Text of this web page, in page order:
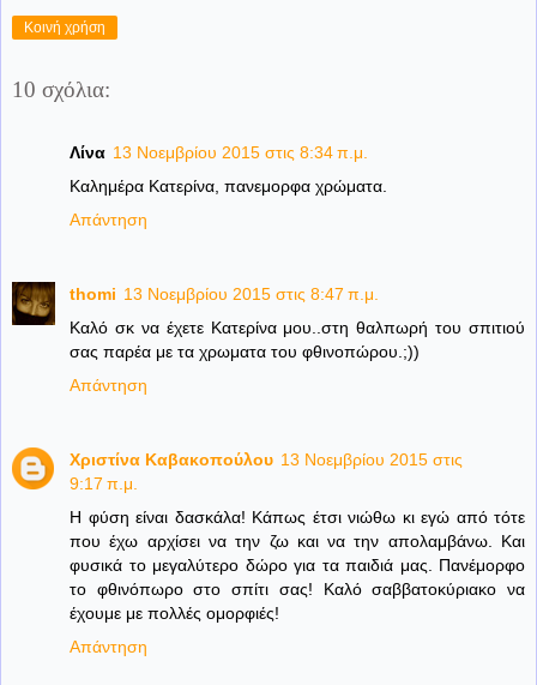
Κοινή χρήση
10 σχόλια:
Λίνα 13 Νοεμβρίου 2015 στις 8:34 π.μ.
Καλημέρα Κατερίνα, πανεμορφα χρώματα.
Απάντηση
thomi 13 Νοεμβρίου 2015 στις 8:47 π.μ.
Καλό σκ να έχετε Κατερίνα μου..στη θαλπωρή του σπιτιού
σας παρέα με τα χρωματα του φθινοπώρου.;))
Απάντηση
Χριστίνα Καβακοπούλου 13 Νοεμβρίου 2015 στις
9:17 π.μ.
Η φύση είναι δασκάλα! Κάπως έτσι νιώθω κι εγώ από τότε
που έχω αρχίσει να την ζω και να την απολαμβάνω. Και
φυσικά το μεγαλύτερο δώρο για τα παιδιά μας. Πανέμορφο
το φθινόπωρο στο σπίτι σας! Καλό σαββατοκύριακο να
έχουμε με πολλές ομορφιές!
Απάντηση